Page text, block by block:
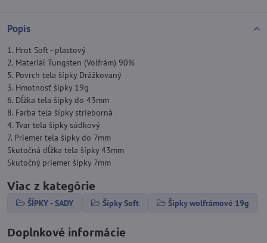
Popis
1. Hrot Soft - plastový
2. Materiál Tungsten (Volfrám) 90%
5. Povrch tela šípky Drážkovaný
3. Hmotnosť šípky 19g
6. Dĺžka tela šípky do 43mm
8. Farba tela šípky strieborná
4. Tvar tela šípky súdkový
7. Priemer tela šípky do 7mm
Skutočná dĺžka tela šípky 43mm
Skutočný priemer šípky 7mm
Viac z kategórie
ŠÍPKY - SADY Šípky Soft Šípky wolfrámové 19g
Doplnkové informácie